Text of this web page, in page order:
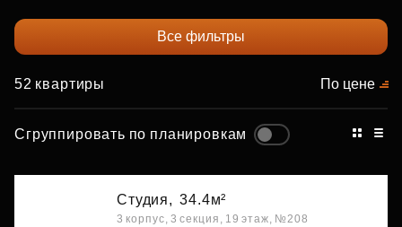
Все фильтры
52 квартиры
Сгруппировать по планировкам
По цене
Студия, 34.4м²
3 корпус, 3 секция, 19 этаж, №208